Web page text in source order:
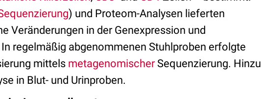
) und Proteom-Analysen lieferten
Veränderungen in der Genexpression und
regelmäßig abgenommenen Stuhlproben erfolgte
mittels metagenomischerSequenzierung. Hinzu
in Blut- und Urinproben.